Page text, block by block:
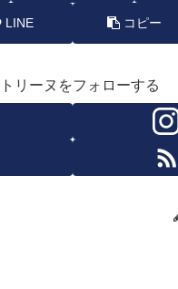
LINE コピー
リーヌをフォローする